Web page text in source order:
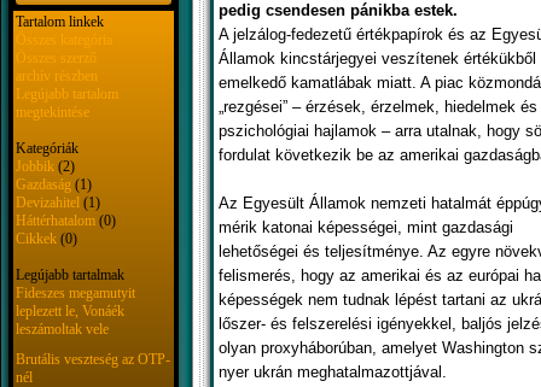
Tartalom linkek
Összes kategória
Összes szerző
archív részben
Legújabb tartalom
megtekintése
Kategóriák
Jobbik (2)
Gazdaság (1)
Devizahitel (1)
Háttérhatalom (0)
Cikkek (0)
Legújabb tartalmak
Fideszes megamutyit
leplezett le, Vonáék
leszámoltak vele
Brutális veszteség az OTP-
nél
pedig csendesen pánikba estek.
A jelzálog-fedezetű értékpapírok és az
Államok kincstárjegyei veszítenek értékükből
emelkedő kamatlábak miatt. A piac
„rezgései” – érzések, érzelmek, hiedelmek és
pszichológiai hajlamok – arra utalnak, hogy
fordulat következik be az amerikai
Az Egyesült Államok nemzeti hatalmát
mérik katonai képességei, mint gazdasági
lehetőségei és teljesítménye. Az egyre
felismerés, hogy az amerikai és az európai
képességek nem tudnak lépést tartani az
lőszer- és felszerelési igényekkel, baljós
olyan proxyháborúban, amelyet Washington
nyer ukrán meghatalmazottjával.